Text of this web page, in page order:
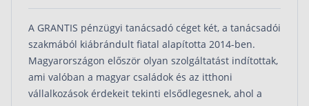
A GRANTIS pénzügyi tanácsadó céget két, a tanácsadói
szakmából kiábrándult fiatal alapította 2014-ben.
Magyarországon először olyan szolgáltatást indítottak,
ami valóban a magyar családok és az itthoni
vállalkozások érdekeit tekinti elsődlegesnek, ahol a